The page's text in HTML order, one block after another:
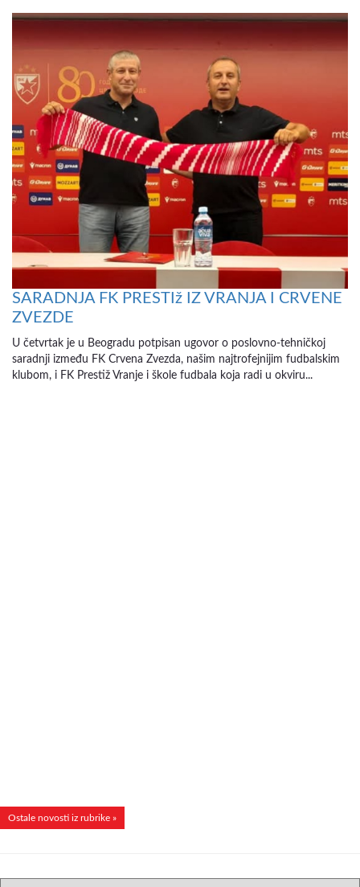
SARADNJA FK PRESTIž IZ VRANJA I CRVENE
ZVEZDE
U četvrtak je u Beogradu potpisan ugovor o poslovno-tehničkoj
saradnji između FK Crvena Zvezda, našim najtrofejnijim fudbalskim
klubom, i FK Prestiž Vranje i škole fudbala koja radi u okviru...
Ostale novosti iz rubrike »